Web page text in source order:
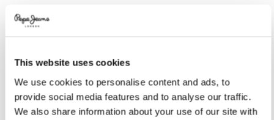
This website uses cookies
We use cookies to personalise content and ads, to
provide social media features and to analyse our traffic.
We also share information about your use of our site with
Promotions
Variations
COULEURS:
XXS XS S M L